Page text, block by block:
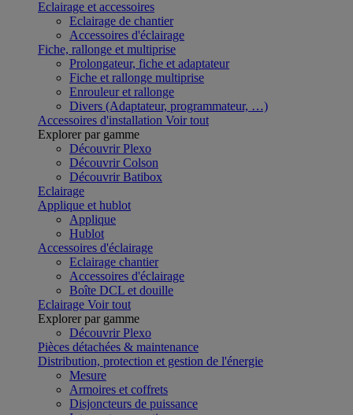
Eclairage et accessoires
Eclairage de chantier
Accessoires d'éclairage
Fiche, rallonge et multiprise
Prolongateur, fiche et adaptateur
Fiche et rallonge multiprise
Enrouleur et rallonge
Divers (Adaptateur, programmateur, …)
Accessoires d'installation Voir tout
Explorer par gamme
Découvrir Plexo
Découvrir Colson
Découvrir Batibox
Eclairage
Applique et hublot
Applique
Hublot
Accessoires d'éclairage
Eclairage chantier
Accessoires d'éclairage
Boîte DCL et douille
Eclairage Voir tout
Explorer par gamme
Découvrir Plexo
Pièces détachées & maintenance
Distribution, protection et gestion de l'énergie
Mesure
Armoires et coffrets
Disjoncteurs de puissance